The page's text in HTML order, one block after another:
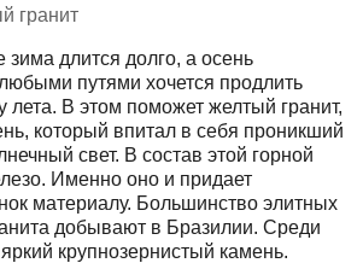
гранит
зима длится долго, а осень
путями хочется продлить
В этом поможет желтый гранит,
который впитал в себя проникший
свет. В состав этой горной
Именно оно и придает
материалу. Большинство элитных
добывают в Бразилии. Среди
крупнозернистый камень.